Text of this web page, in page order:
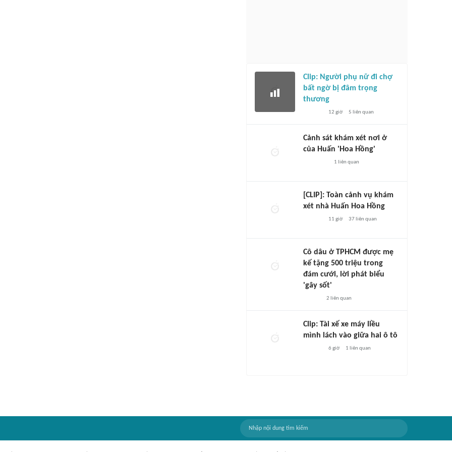
Clip: Người phụ nữ đi chợ
bất ngờ bị đâm trọng
thương
12 giờ 5 liên quan
Cảnh sát khám xét nơi ở
của Huấn 'Hoa Hồng'
1 liên quan
[CLIP]: Toàn cảnh vụ khám
xét nhà Huấn Hoa Hồng
11 giờ 37liên quan
Cô dâu ở TPHCM được mẹ
kế tặng 500 triệu trong
đám cưới, lời phát biểu
'gây sốt'
2 liên quan
Clip: Tài xế xe máy liều
mình lách vào giữa hai ô tô
6 giờ 1 liên quan